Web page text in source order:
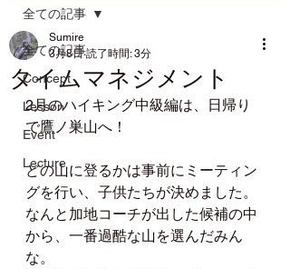
全ての記事
Concept
Lesson
Event
Lecture
全ての記事
タイムマネジメント
Sumire
3月8日 読了時間: 3分
2月のハイキング中級編は、日帰り
で鷹ノ巣山へ！
どの山に登るかは事前にミーティン
グを行い、子供たちが決めました。
なんと加地コーチが出した候補の中
から、一番過酷な山を選んだみん
な。